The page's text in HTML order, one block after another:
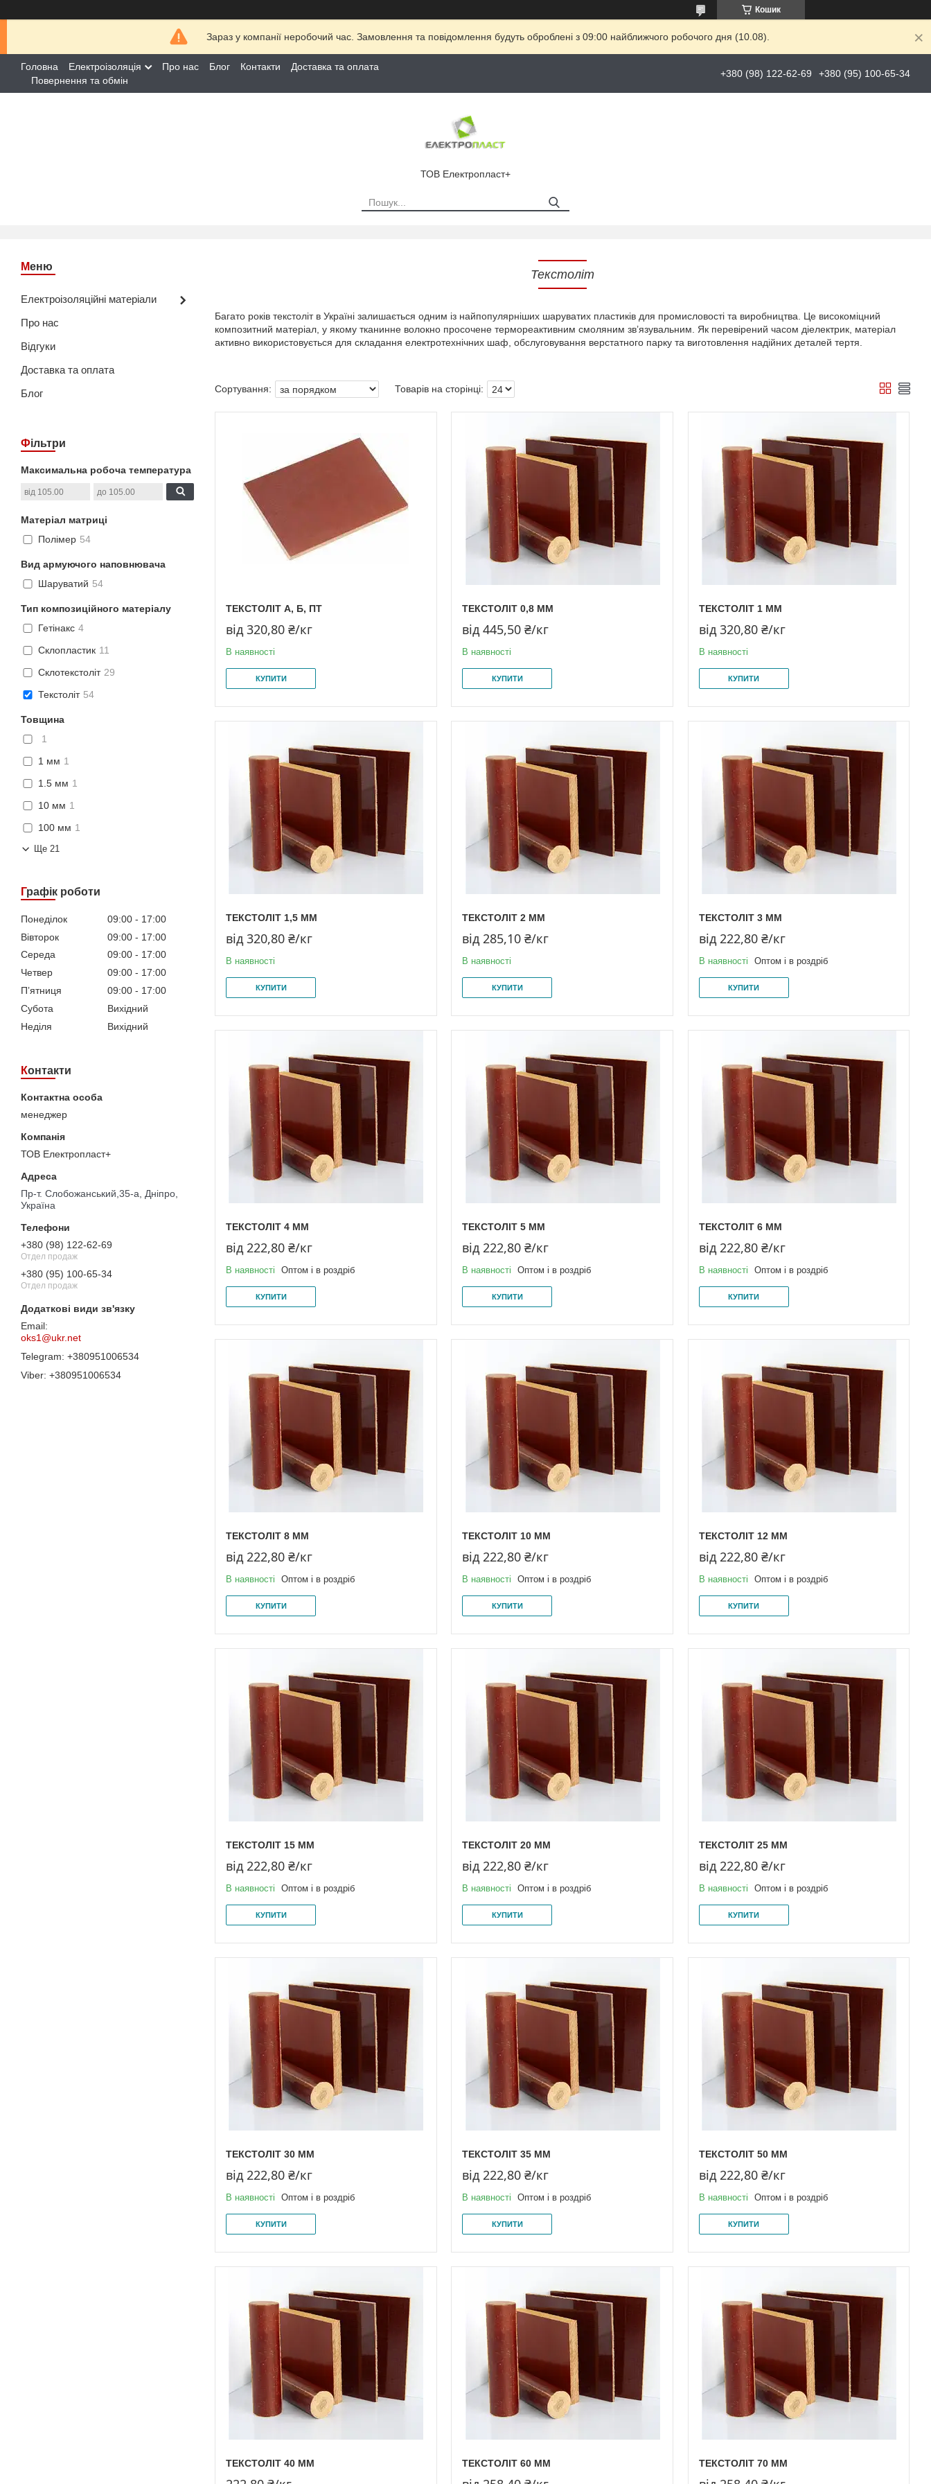
Кошик
Зараз у компанії неробочий час. Замовлення та повідомлення будуть оброблені з 09:00 найближчого робочого дня (10.08).
Головна Електроізоляція Про нас Блог Контакти
Доставка та оплата
Повернення та обмін
+380 (98) 122-62-69 +380 (95) 100-65-34
ТОВ Електропласт+
Електроізоляційні матеріали
Про нас
Відгуки
Доставка та оплата
Блог
Фільтри
Максимальна робоча температура
Матеріал матриці
Полімер 54
Вид армуючого наповнювача
Шаруватий 54
Тип композиційного матеріалу
Гетінакс 4
Склопластик 11
Склотекстоліт 29
Текстоліт 54
Товщина
1
1 мм 1
1.5 мм 1
10 мм 1
100 мм 1
Ще 21
Графік роботи
Понеділок 09:00
17:00
Вівторок
09:00
17:00
Середа
09:00
17:00
Четвер
09:00
17:00
Пʼятниця
09:00
17:00
Субота
Вихідний
Неділя
Вихідний
Контакти
менеджер
ТОВ Електропласт+
Пр-т. Слобожанський,35-а, Дніпро,
Україна
+380 (98) 122-62-69
Отдел продаж
+380 (95) 100-65-34
Отдел продаж
oks1@ukr.net
+380951006534
+380951006534
Текстоліт
Багато років текстоліт в Україні залишається одним із найпопулярніших шаруватих пластиків для промисловості та виробництва. Це високоміцний
композитний матеріал, у якому тканинне волокно просочене термореактивним смоляним зв’язувальним. Як перевірений часом діелектрик, матеріал
активно використовується для складання електротехнічних шаф, обслуговування верстатного парку та виготовлення надійних деталей тертя.
ТЕКСТОЛІТ А, Б, ПТ
від 320,80 ₴/кг
В наявності
КУПИТИ
ТЕКСТОЛІТ 0,8 ММ
від 445,50 ₴/кг
В наявності
КУПИТИ
ТЕКСТОЛІТ 1 ММ
від 320,80 ₴/кг
В наявності
КУПИТИ
ТЕКСТОЛІТ 1,5 ММ
від 320,80 ₴/кг
В наявності
КУПИТИ
ТЕКСТОЛІТ 2 ММ
від 285,10 ₴/кг
В наявності
КУПИТИ
ТЕКСТОЛІТ 3 ММ
від 222,80 ₴/кг
В наявності Оптом і в роздріб
КУПИТИ
ТЕКСТОЛІТ 4 ММ
від 222,80 ₴/кг
В наявності Оптом і в роздріб
КУПИТИ
ТЕКСТОЛІТ 5 ММ
від 222,80 ₴/кг
В наявності Оптом і в роздріб
КУПИТИ
ТЕКСТОЛІТ 6 ММ
від 222,80 ₴/кг
В наявності Оптом і в роздріб
КУПИТИ
ТЕКСТОЛІТ 8 ММ
від 222,80 ₴/кг
В наявності Оптом і в роздріб
КУПИТИ
ТЕКСТОЛІТ 10 ММ
від 222,80 ₴/кг
В наявності Оптом і в роздріб
КУПИТИ
ТЕКСТОЛІТ 12 ММ
від 222,80 ₴/кг
В наявності Оптом і в роздріб
КУПИТИ
ТЕКСТОЛІТ 15 ММ
від 222,80 ₴/кг
В наявності Оптом і в роздріб
КУПИТИ
ТЕКСТОЛІТ 20 ММ
від 222,80 ₴/кг
В наявності Оптом і в роздріб
КУПИТИ
ТЕКСТОЛІТ 25 ММ
від 222,80 ₴/кг
В наявності Оптом і в роздріб
КУПИТИ
ТЕКСТОЛІТ 30 ММ
від 222,80 ₴/кг
В наявності Оптом і в роздріб
КУПИТИ
ТЕКСТОЛІТ 35 ММ
від 222,80 ₴/кг
В наявності Оптом і в роздріб
КУПИТИ
ТЕКСТОЛІТ 50 ММ
від 222,80 ₴/кг
В наявності Оптом і в роздріб
КУПИТИ
ТЕКСТОЛІТ 40 ММ ТЕКСТОЛІТ 60 ММ ТЕКСТОЛІТ 70 ММ